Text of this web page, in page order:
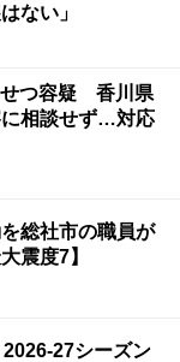
ない」
せつ容疑 香川県
相談せず…対応
総社市の職員が
震度7】
27シーズン